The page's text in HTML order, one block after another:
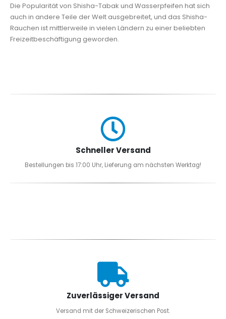
Die Popularität von Shisha-Tabak und Wasserpfeifen hat sich
auch in andere Teile der Welt ausgebreitet, und das Shisha-
Rauchen ist mittlerweile in vielen Ländern zu einer beliebten
Freizeitbeschäftigung geworden.
Schneller Versand
Bestellungen bis 17:00 Uhr, Lieferung am nächsten Werktag!
Zuverlässiger Versand
Versand mit der Schweizerischen Post.